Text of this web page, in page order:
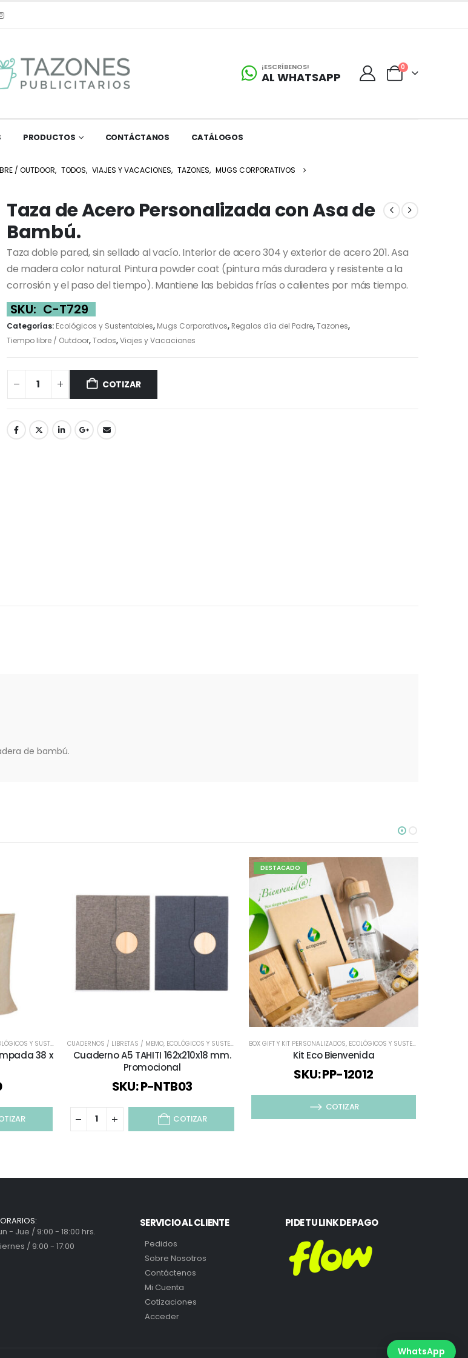
¡ESCRÍBENOS!
AL WHATSAPP
0
PRODUCTOS CONTÁCTANOS CATÁLOGOS
/ OUTDOOR, TODOS, VIAJES Y VACACIONES, TAZONES, MUGS CORPORATIVOS
Taza de Acero Personalizada con Asa de
Bambú.
Taza doble pared, sin sellado al vacío. Interior de acero 304 y exterior de acero 201. Asa
de madera color natural. Pintura powder coat (pintura más duradera y resistente a la
corrosión y el paso del tiempo). Mantiene las bebidas frías o calientes por más tiempo.
SKU: C-T729
Categorías: Ecológicos y Sustentables, Mugs Corporativos, Regalos día del Padre,Tazones,
Tiempo libre / Outdoor,Todos,Viajes y Vacaciones
COTIZAR
de bambú.
Y SUSTENTABLES ,TODOS
38 x
CUADERNOS / LIBRETAS / MEMO, ECOLÓGICOS Y SUSTENTABLES ,ESCRITORIO,ESPECIAL DÍA DEL PROFESOR,TODOS,TODOS LOS
Cuaderno A5 TAHITI 162x210x18 mm.
Promocional
SKU: P-NTB03
COTIZAR
DESTACADO
BOX GIFT Y KIT PERSONALIZADOS, ECOLÓGICOS Y SUSTENTABLES
Kit Eco Bienvenida
SKU: PP-12012
COTIZAR
- Jue / 9:00 - 18:00 hrs.
/ 9:00 - 17:00
SERVICIO AL CLIENTE
Pedidos
Sobre Nosotros
Contáctenos
Mi Cuenta
Cotizaciones
Acceder
PIDE TU LINK DE PAGO
WhatsApp